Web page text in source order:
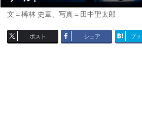
文＝榑林 史章、写真＝田中聖太郎
ポスト シェア ブ